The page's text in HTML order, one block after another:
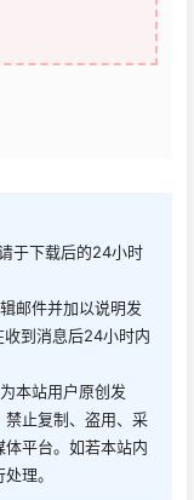
于下载后的24小时
邮件并加以说明发
到消息后24小时内
本站用户原创发
止复制、盗用、采
平台。如若本站内
理。